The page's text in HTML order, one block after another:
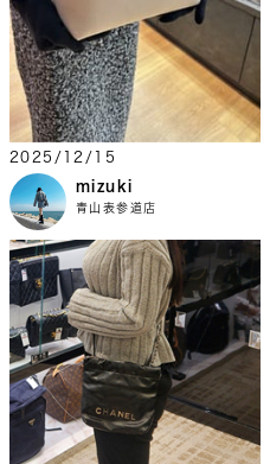
2025/12/15
mizuki
青山表参道店